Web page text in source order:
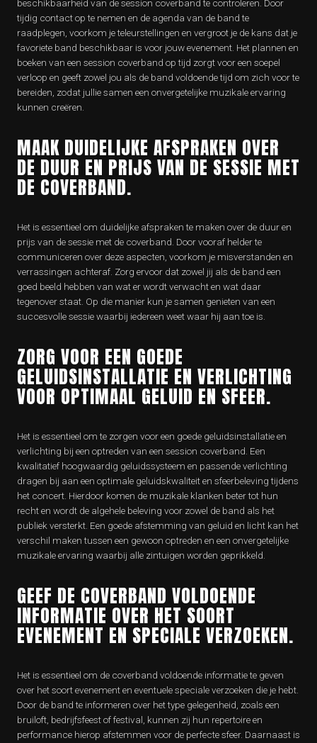
beschikbaarheid van de session coverband te controleren. Door
tijdig contact op te nemen en de agenda van de band te
raadplegen, voorkom je teleurstellingen en vergroot je de kans dat je
favoriete band beschikbaar is voor jouw evenement. Het plannen en
boeken van een session coverband op tijd zorgt voor een soepel
verloop en geeft zowel jou als de band voldoende tijd om zich voor te
bereiden, zodat jullie samen een onvergetelijke muzikale ervaring
kunnen creëren.
MAAK DUIDELIJKE AFSPRAKEN OVER
DE DUUR EN PRIJS VAN DE SESSIE MET
DE COVERBAND.
Het is essentieel om duidelijke afspraken te maken over de duur en
prijs van de sessie met de coverband. Door vooraf helder te
communiceren over deze aspecten, voorkom je misverstanden en
verrassingen achteraf. Zorg ervoor dat zowel jij als de band een
goed beeld hebben van wat er wordt verwacht en wat daar
tegenover staat. Op die manier kun je samen genieten van een
succesvolle sessie waarbij iedereen weet waar hij aan toe is.
ZORG VOOR EEN GOEDE
GELUIDSINSTALLATIE EN VERLICHTING
VOOR OPTIMAAL GELUID EN SFEER.
Het is essentieel om te zorgen voor een goede geluidsinstallatie en
verlichting bij een optreden van een session coverband. Een
kwalitatief hoogwaardig geluidssysteem en passende verlichting
dragen bij aan een optimale geluidskwaliteit en sfeerbeleving tijdens
het concert. Hierdoor komen de muzikale klanken beter tot hun
recht en wordt de algehele beleving voor zowel de band als het
publiek versterkt. Een goede afstemming van geluid en licht kan het
verschil maken tussen een gewoon optreden en een onvergetelijke
muzikale ervaring waarbij alle zintuigen worden geprikkeld.
GEEF DE COVERBAND VOLDOENDE
INFORMATIE OVER HET SOORT
EVENEMENT EN SPECIALE VERZOEKEN.
Het is essentieel om de coverband voldoende informatie te geven
over het soort evenement en eventuele speciale verzoeken die je hebt.
Door de band te informeren over het type gelegenheid, zoals een
bruiloft, bedrijfsfeest of festival, kunnen zij hun repertoire en
performance hierop afstemmen voor de perfecte sfeer. Daarnaast is